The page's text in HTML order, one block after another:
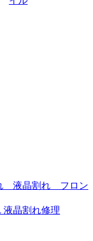
液晶割れ フロン
晶割れ修理